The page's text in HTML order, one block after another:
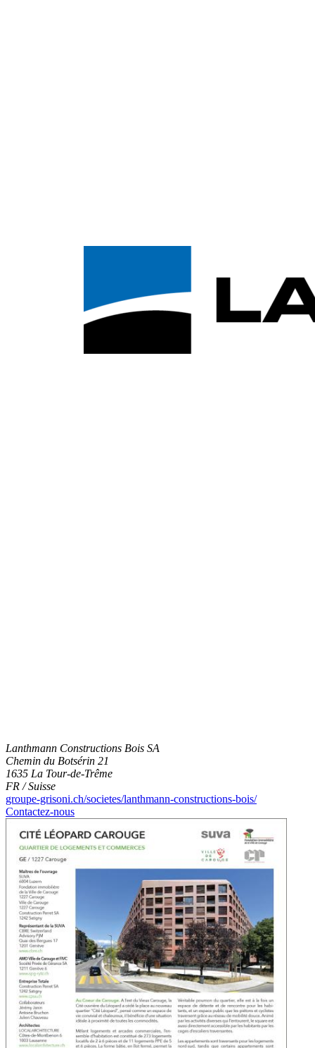
Lanthmann Constructions Bois SA
Chemin du Botsérin 21
1635 La Tour-de-Trême
FR / Suisse
groupe-grisoni.ch/societes/lanthmann-constructions-bois/
Contactez-nous